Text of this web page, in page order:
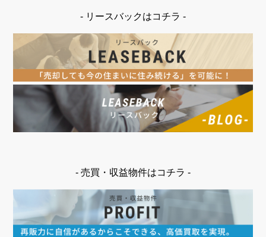
- リースバックはコチラ -
- 売買・収益物件はコチラ -